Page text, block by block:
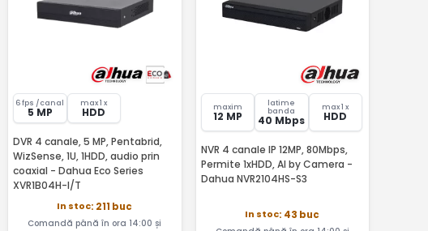
6 fps /canal
5 MP
max 1 x
HDD
DVR 4 canale, 5 MP, Pentabrid,
WizSense, 1U, 1HDD, audio prin
coaxial - Dahua Eco Series
XVR1B04H-I/T
In stoc: 211 buc
Comandă până în ora 14:00 și
maxim
12 MP
latime
banda
40 Mbps
max 1 x
HDD
NVR 4 canale IP 12MP, 80Mbps,
Permite 1xHDD, AI by Camera -
Dahua NVR2104HS-S3
In stoc: 43 buc